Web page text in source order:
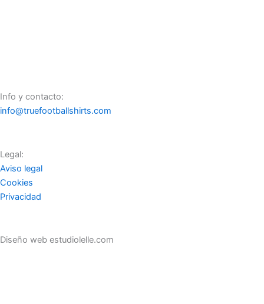
Info y contacto:
info@truefootballshirts.com
Legal:
Aviso legal
Cookies
Privacidad
Diseño web estudiolelle.com